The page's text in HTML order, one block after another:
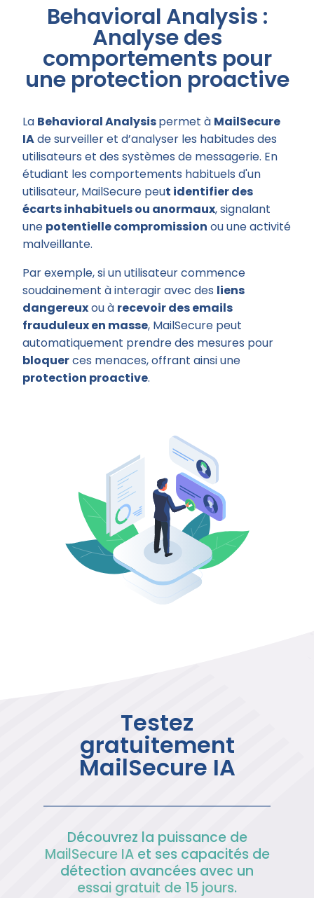
Behavioral Analysis :
Analyse des
comportements pour
une protection proactive
La Behavioral Analysispermet à MailSecure
IAde surveiller et d’analyser les habitudes des
utilisateurs et des systèmes de messagerie. En
étudiant les comportements habituels d'un
utilisateur, MailSecure peut identifier des
écarts inhabituels ou anormaux, signalant
une potentielle compromission ou une activité
malveillante.
Par exemple, si un utilisateur commence
soudainement à interagir avec des liens
dangereuxou à recevoir des emails
frauduleux en masse, MailSecure peut
automatiquement prendre des mesures pour
bloquerces menaces, offrant ainsi une
protection proactive.
Testez
gratuitement
MailSecure IA
Découvrez la puissance de
MailSecure IAet ses capacités de
détection avancées avec un
essai gratuit de 15 jours.